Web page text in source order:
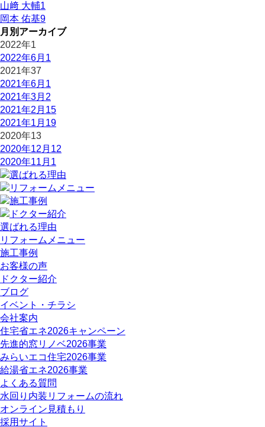
山﨑 大輔1
岡本 佑基9
月別アーカイブ
2022年1
2022年6月 1
2021年37
2021年6月 1
2021年3月 2
2021年2月 15
2021年1月 19
2020年13
2020年12月 12
2020年11月 1
選ばれる理由
リフォームメニュー
施工事例
お客様の声
ドクター紹介
ブログ
イベント・チラシ
会社案内
住宅省エネ2026キャンペーン
先進的窓リノベ2026事業
みらいエコ住宅2026事業
給湯省エネ2026事業
よくある質問
水回り内装リフォームの流れ
オンライン見積もり
採用サイト